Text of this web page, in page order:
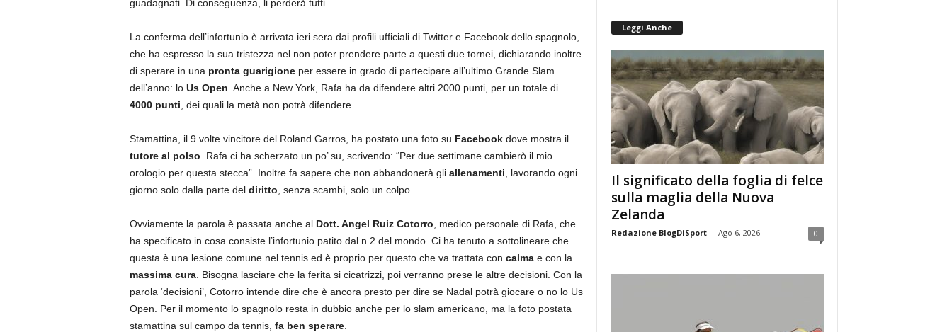
guadagnati. Di conseguenza, li perderà tutti.
La conferma dell’infortunio è arrivata ieri sera dai profili ufficiali di Twitter e Facebook dello spagnolo,
che ha espresso la sua tristezza nel non poter prendere parte a questi due tornei, dichiarando inoltre
di sperare in una pronta guarigioneper essere in grado di partecipare all’ultimo Grande Slam
dell’anno: lo Us Open . Anche a New York, Rafa ha da difendere altri 2000 punti, per un totale di
4000 punti , dei quali la metà non potrà difendere.
Stamattina, il 9 volte vincitore del Roland Garros, ha postato una foto su Facebookdove mostra il
tutore al polso . Rafa ci ha scherzato un po’ su, scrivendo: “Per due settimane cambierò il mio
orologio per questa stecca”. Inoltre fa sapere che non abbandonerà gli allenamenti , lavorando ogni
giorno solo dalla parte del diritto , senza scambi, solo un colpo.
Ovviamente la parola è passata anche al Dott. Angel Ruiz Cotorro , medico personale di Rafa, che
ha specificato in cosa consiste l’infortunio patito dal n.2 del mondo. Ci ha tenuto a sottolineare che
questa è una lesione comune nel tennis ed è proprio per questo che va trattata con calmae con la
massima cura. Bisogna lasciare che la ferita si cicatrizzi, poi verranno prese le altre decisioni. Con la
parola ‘decisioni’, Cotorro intende dire che è ancora presto per dire se Nadal potrà giocare o no lo Us
Open. Per il momento lo spagnolo resta in dubbio anche per lo slam americano, ma la foto postata
stamattina sul campo da tennis, fa ben sperare.
Leggi Anche
Il significato della foglia di felce
sulla maglia della Nuova
Zelanda
Redazione BlogDiSport - Ago 6, 2026 0